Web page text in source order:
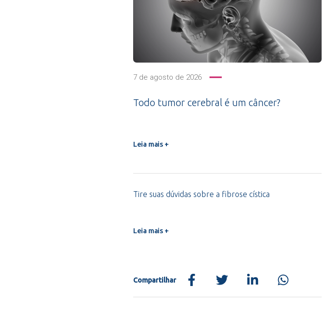
7 de agosto de 2026
Todo tumor cerebral é um câncer?
Leia mais +
Tire suas dúvidas sobre a fibrose cística
Leia mais +
Compartilhar